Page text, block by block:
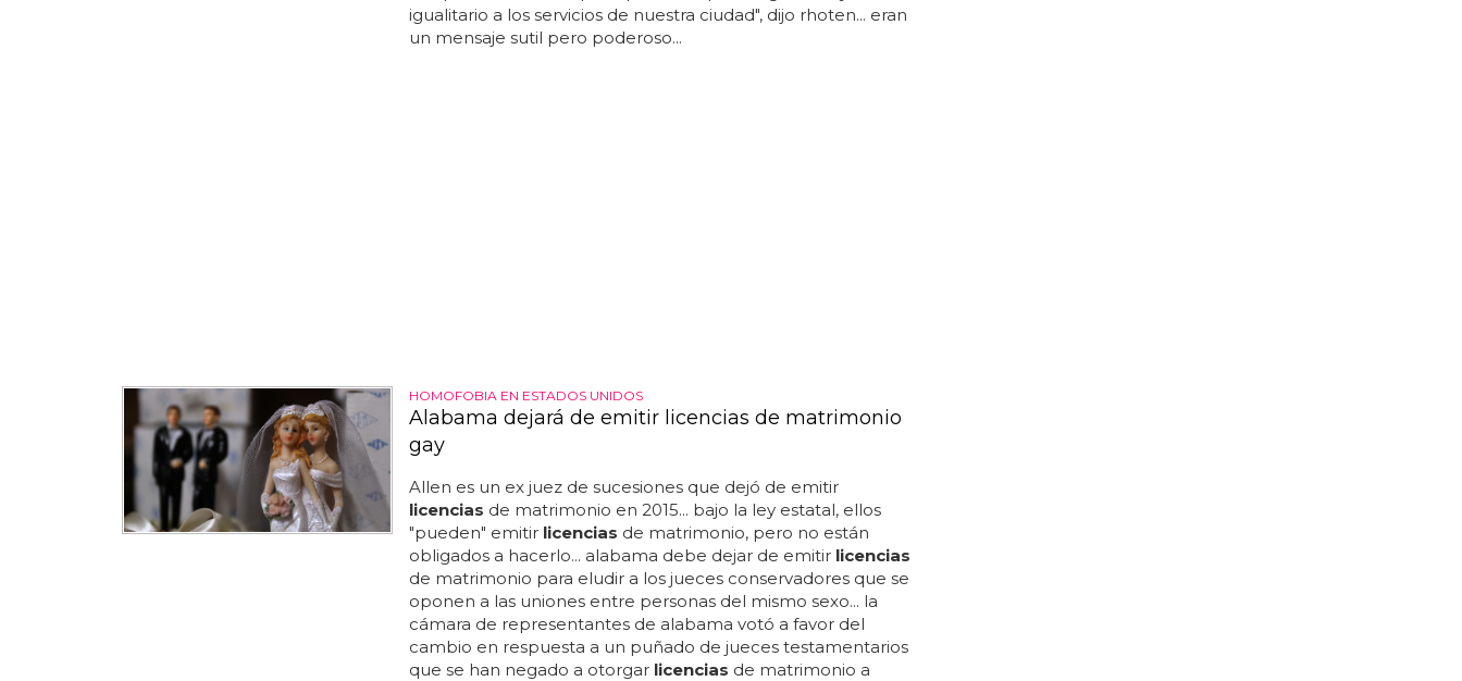
igualitario a los servicios de nuestra ciudad", dijo rhoten... eran
un mensaje sutil pero poderoso...
HOMOFOBIA EN ESTADOS UNIDOS
Alabama dejará de emitir licencias de matrimonio
gay
Allen es un ex juez de sucesiones que dejó de emitir
licencias de matrimonio en 2015... bajo la ley estatal, ellos
"pueden" emitir licencias de matrimonio, pero no están
obligados a hacerlo... alabama debe dejar de emitir licencias
de matrimonio para eludir a los jueces conservadores que se
oponen a las uniones entre personas del mismo sexo... la
cámara de representantes de alabama votó a favor del
cambio en respuesta a un puñado de jueces testamentarios
que se han negado a otorgar licencias de matrimonio a